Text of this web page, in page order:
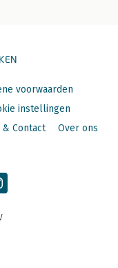
voorwaarden
instellingen
& Contact Over ons